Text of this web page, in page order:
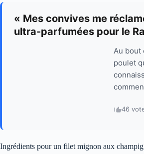
« Mes convives me
ultra-parfumées pour le
Au bout
poulet
46
Ingrédients pour un filet mignon aux